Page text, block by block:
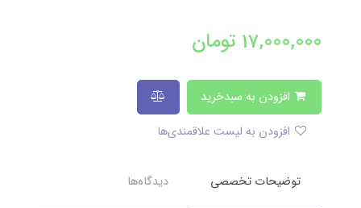
17,000,000 تومان
توضیحات تخصصی دیدگاه‌ها